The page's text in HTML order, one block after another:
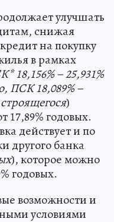
улучшать
снижая
на покупку
в рамках
*18,156% – 25,931%
ПСК18,089% –
)
17,89% годовых.
действует и по
другого банка
), которое можно
годовых.
возможности и
условиями